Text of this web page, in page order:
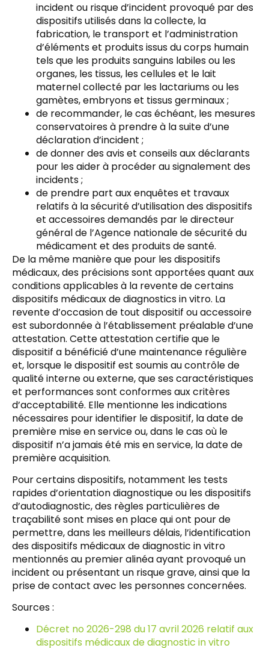
incident ou risque d’incident provoqué par des
dispositifs utilisés dans la collecte, la
fabrication, le transport et l’administration
d’éléments et produits issus du corps humain
tels que les produits sanguins labiles ou les
organes, les tissus, les cellules et le lait
maternel collecté par les lactariums ou les
gamètes, embryons et tissus germinaux ;
de recommander, le cas échéant, les mesures
conservatoires à prendre à la suite d’une
déclaration d’incident ;
de donner des avis et conseils aux déclarants
pour les aider à procéder au signalement des
incidents ;
de prendre part aux enquêtes et travaux
relatifs à la sécurité d’utilisation des dispositifs
et accessoires demandés par le directeur
général de l’Agence nationale de sécurité du
médicament et des produits de santé.
De la même manière que pour les dispositifs
médicaux, des précisions sont apportées quant aux
conditions applicables à la revente de certains
dispositifs médicaux de diagnostics in vitro. La
revente d’occasion de tout dispositif ou accessoire
est subordonnée à l’établissement préalable d’une
attestation. Cette attestation certifie que le
dispositif a bénéficié d’une maintenance régulière
et, lorsque le dispositif est soumis au contrôle de
qualité interne ou externe, que ses caractéristiques
et performances sont conformes aux critères
d’acceptabilité. Elle mentionne les indications
nécessaires pour identifier le dispositif, la date de
première mise en service ou, dans le cas où le
dispositif n’a jamais été mis en service, la date de
première acquisition.
Pour certains dispositifs, notamment les tests
rapides d’orientation diagnostique ou les dispositifs
d’autodiagnostic, des règles particulières de
traçabilité sont mises en place qui ont pour de
permettre, dans les meilleurs délais, l’identification
des dispositifs médicaux de diagnostic in vitro
mentionnés au premier alinéa ayant provoqué un
incident ou présentant un risque grave, ainsi que la
prise de contact avec les personnes concernées.
Sources :
Décret no 2026-298 du 17 avril 2026 relatif aux
dispositifs médicaux de diagnostic in vitro